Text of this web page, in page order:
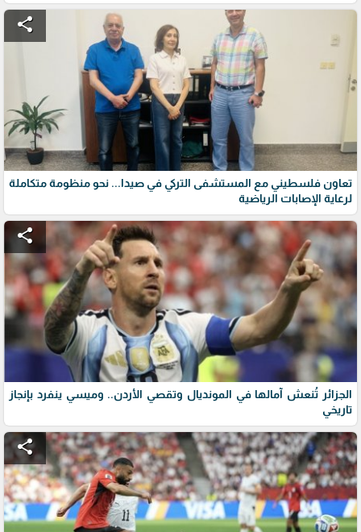
share
تعاون فلسطيني مع المستشفى التركي في صيدا... نحو منظومة متكاملة
لرعاية الإصابات الرياضية
share
الجزائر تُنعش آمالها في المونديال وتقصي الأردن.. وميسي ينفرد بإنجاز
تاريخي
share